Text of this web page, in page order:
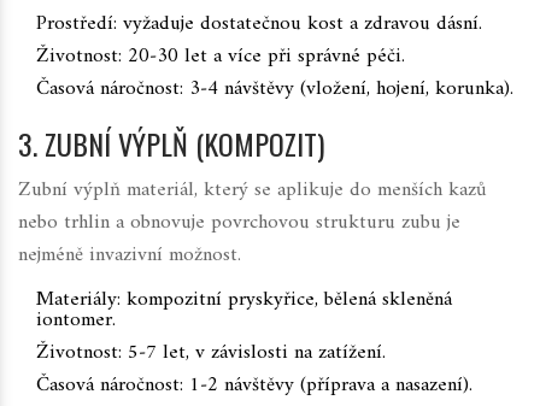
Prostředí: vyžaduje dostatečnou kost a zdravou dásní.
Životnost: 20‑30 let a více při správné péči.
Časová náročnost: 3‑4 návštěvy (vložení, hojení, korunka).
3. ZUBNÍ VÝPLŇ (KOMPOZIT)
Zubní výplňmateriál, který se aplikuje do menších kazů
nebo trhlin a obnovuje povrchovou strukturu zubuje
nejméně invazivní možnost.
Materiály: kompozitní pryskyřice, bělená skleněná
iontomer.
Životnost: 5‑7 let, v závislosti na zatížení.
Časová náročnost: 1‑2 návštěvy (příprava a nasazení).